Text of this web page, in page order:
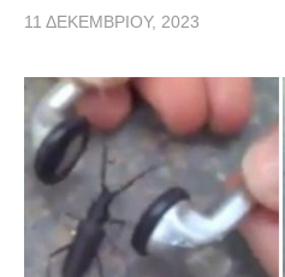
11 ΔΕΚΕΜΒΡΊΟΥ, 2023